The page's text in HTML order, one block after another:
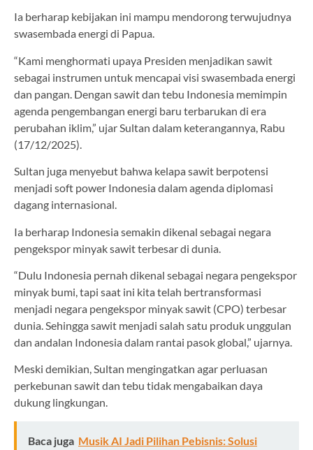
Ia berharap kebijakan ini mampu mendorong terwujudnya
swasembada energi di Papua.
“Kami menghormati upaya Presiden menjadikan sawit
sebagai instrumen untuk mencapai visi swasembada energi
dan pangan. Dengan sawit dan tebu Indonesia memimpin
agenda pengembangan energi baru terbarukan di era
perubahan iklim,” ujar Sultan dalam keterangannya, Rabu
(17/12/2025).
Sultan juga menyebut bahwa kelapa sawit berpotensi
menjadi soft power Indonesia dalam agenda diplomasi
dagang internasional.
Ia berharap Indonesia semakin dikenal sebagai negara
pengekspor minyak sawit terbesar di dunia.
“Dulu Indonesia pernah dikenal sebagai negara pengekspor
minyak bumi, tapi saat ini kita telah bertransformasi
menjadi negara pengekspor minyak sawit (CPO) terbesar
dunia. Sehingga sawit menjadi salah satu produk unggulan
dan andalan Indonesia dalam rantai pasok global,” ujarnya.
Meski demikian, Sultan mengingatkan agar perluasan
perkebunan sawit dan tebu tidak mengabaikan daya
dukung lingkungan.
Baca juga Musik AI Jadi Pilihan Pebisnis: Solusi